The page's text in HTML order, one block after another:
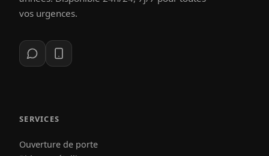
vos urgences.
SERVICES
Ouverture de porte